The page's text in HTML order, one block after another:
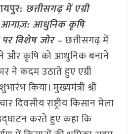
छत्तीसगढ़ में एग्री
आगाज़: आधुनिक कृषि
पर विशेष जोर –छत्तीसगढ़ में
और कृषि को आधुनिक बनाने
ने कदम उठाते हुए एग्री
किया। मुख्यमंत्री श्री
दिवसीय राष्ट्रीय किसान मेला
करते हुए कहा कि